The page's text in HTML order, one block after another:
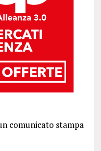
comunicato stampa